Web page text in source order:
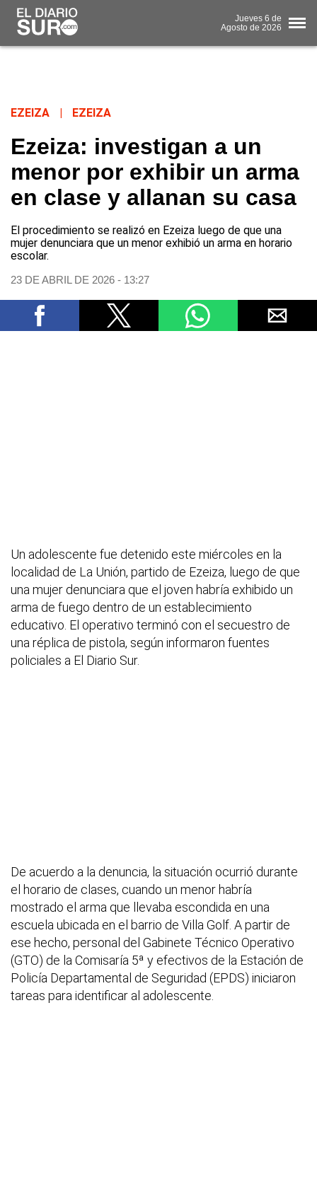
Jueves 6 de
Agosto de 2026
EZEIZA EZEIZA
Ezeiza: investigan a un
menor por exhibir un arma
en clase y allanan su casa
El procedimiento se realizó en Ezeiza luego de que una
mujer denunciara que un menor exhibió un arma en horario
escolar.
23 DE ABRIL DE 2026 - 13:27
Un adolescente fue detenido este miércoles en la
localidad de La Unión, partido de Ezeiza, luego de que
una mujer denunciara que el joven habría exhibido un
arma de fuego dentro de un establecimiento
educativo. El operativo terminó con el secuestro de
una réplica de pistola, según informaron fuentes
policiales a El Diario Sur.
De acuerdo a la denuncia, la situación ocurrió durante
el horario de clases, cuando un menor habría
mostrado el arma que llevaba escondida en una
escuela ubicada en el barrio de Villa Golf. A partir de
ese hecho, personal del Gabinete Técnico Operativo
(GTO) de la Comisaría 5ª y efectivos de la Estación de
Policía Departamental de Seguridad (EPDS) iniciaron
tareas para identificar al adolescente.